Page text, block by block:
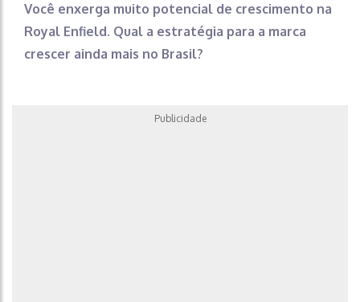
Você enxerga muito potencial de crescimento na
Royal Enfield. Qual a estratégia para a marca
crescer ainda mais no Brasil?
Publicidade